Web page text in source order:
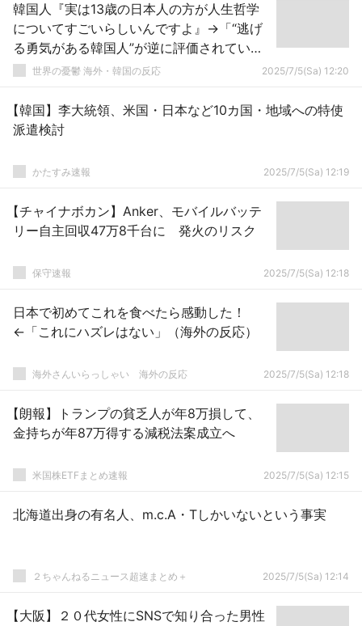
韓国人『実は13歳の日本人の方が人生哲学
についてすごいらしいんですよ』→「“逃げ
る勇気がある韓国人”が逆に評価されてい
る」世界の憂鬱 海外・韓国の反応 2025/7/5(Sa) 12:20
【韓国】李大統領、米国・日本など10カ国・地域への特使
派遣検討
かたすみ速報 2025/7/5(Sa) 12:19
【チャイナボカン】Anker、モバイルバッテ
リー自主回収47万8千台に 発火のリスク
保守速報 2025/7/5(Sa) 12:18
日本で初めてこれを食べたら感動した！
←「これにハズレはない」（海外の反応）
海外さんいらっしゃい 海外の反応 2025/7/5(Sa) 12:18
【朗報】トランプの貧乏人が年8万損して、
金持ちが年87万得する減税法案成立へ
米国株ETFまとめ速報 2025/7/5(Sa) 12:15
北海道出身の有名人、m.c.A・Tしかいないという事実
２ちゃんねるニュース超速まとめ＋ 2025/7/5(Sa) 12:14
【大阪】２０代女性にSNSで知り合った男性